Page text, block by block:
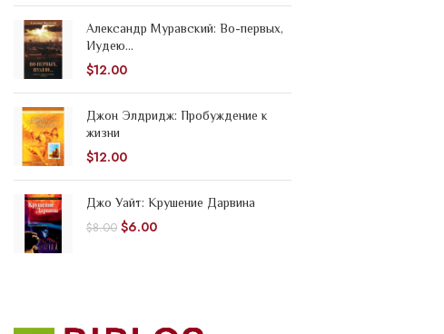
Александр Муравский: Во-первых,
Иудею...
$12.00
Джон Элдридж: Пробуждение к
жизни
$12.00
Джо Уайт: Крушение Дарвина
$8.00 $6.00